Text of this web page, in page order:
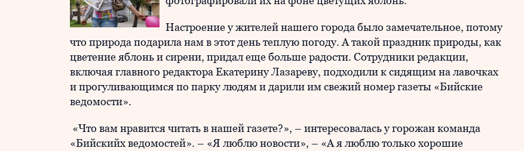
Настроение у жителей нашего города было замечательное, потому
что природа подарила нам в этот день теплую погоду. А такой праздник природы, как
цветение яблонь и сирени, придал еще больше радости. Сотрудники редакции,
включая главного редактора Екатерину Лазареву, подходили к сидящим на лавочках
и прогуливающимся по парку людям и дарили им свежий номер газеты «Бийские
ведомости».
«Что вам нравится читать в нашей газете?», – интересовалась у горожан команда
«Бийскийх ведомостей». – «Я люблю новости», – «А я люблю только хорошие